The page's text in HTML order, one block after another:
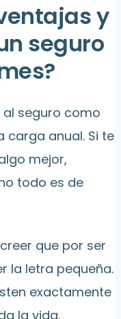
y
seguro
seguro como
carga anual. Si te
mejor,
todo es de
que por ser
la letra pequeña.
exactamente
la vida.